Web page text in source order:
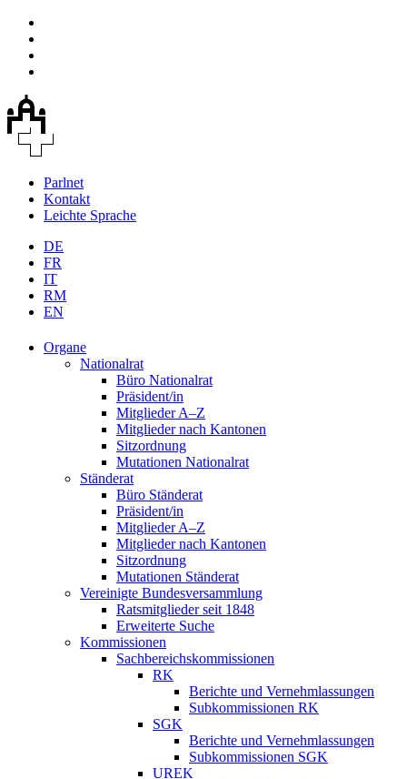
Parlnet
Kontakt
Leichte Sprache
DE
FR
IT
RM
EN
Organe
Nationalrat
Büro Nationalrat
Präsident/in
Mitglieder A–Z
Mitglieder nach Kantonen
Sitzordnung
Mutationen Nationalrat
Ständerat
Büro Ständerat
Präsident/in
Mitglieder A–Z
Mitglieder nach Kantonen
Sitzordnung
Mutationen Ständerat
Vereinigte Bundesversammlung
Ratsmitglieder seit 1848
Erweiterte Suche
Kommissionen
Sachbereichskommissionen
RK
Berichte und Vernehmlassungen
Subkommissionen RK
SGK
Berichte und Vernehmlassungen
Subkommissionen SGK
UREK